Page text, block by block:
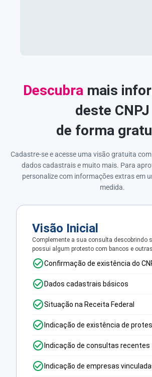
Descubramais
deste CNPJ
de forma
Cadastre-se e acesse uma visão gratuita
dados cadastrais e muito mais. Para
personalize com informações extras em
medida.
Visão Inicial
Complemente a sua consulta descobrindo
possui algum protesto com bancos e
Confirmação de existência do
Dados cadastrais básicos
Situação na Receita Federal
Indicação de existência de
Indicação de consultas recentes
Indicação de empresas